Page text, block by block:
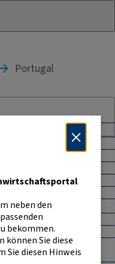
mit Drittländern
und Präferenzen
der EU
Portugal
neben den
bekommen.
können Sie diese
Sie diesen Hinweis